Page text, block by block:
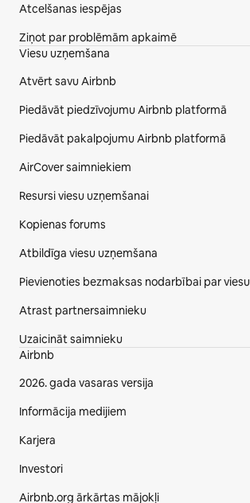
Atcelšanas iespējas
Ziņot par problēmām apkaimē
Viesu uzņemšana
Atvērt savu Airbnb
Piedāvāt piedzīvojumu Airbnb platformā
Piedāvāt pakalpojumu Airbnb platformā
AirCover saimniekiem
Resursi viesu uzņemšanai
Kopienas forums
Atbildīga viesu uzņemšana
Pievienoties bezmaksas nodarbībai par
Atrast partnersaimnieku
Uzaicināt saimnieku
Airbnb
2026. gada vasaras versija
Informācija medijiem
Karjera
Investori
Airbnb.org ārkārtas mājokļi